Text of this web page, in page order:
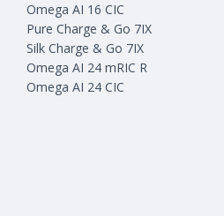
Omega AI 16 CIC
Pure Charge & Go 7IX
Silk Charge & Go 7IX
Omega AI 24 mRIC R
Omega AI 24 CIC